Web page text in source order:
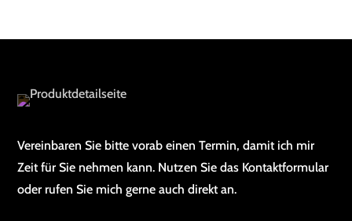
Vereinbaren Sie bitte vorab einen Termin, damit ich mir
Zeit für Sie nehmen kann. Nutzen Sie das Kontaktformular
oder rufen Sie mich gerne auch direkt an.